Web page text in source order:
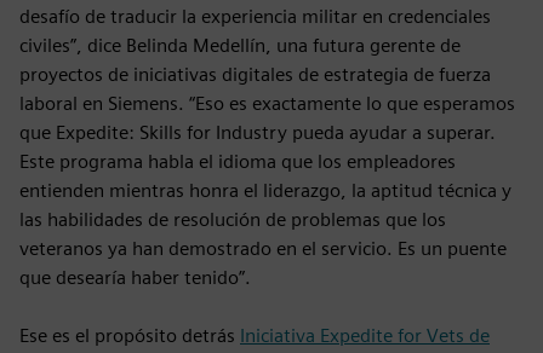
desafío de traducir la experiencia militar en credenciales
civiles”, dice Belinda Medellín, una futura gerente de
proyectos de iniciativas digitales de estrategia de fuerza
laboral en Siemens. “Eso es exactamente lo que esperamos
que Expedite: Skills for Industry pueda ayudar a superar.
Este programa habla el idioma que los empleadores
entienden mientras honra el liderazgo, la aptitud técnica y
las habilidades de resolución de problemas que los
veteranos ya han demostrado en el servicio. Es un puente
que desearía haber tenido”.
Ese es el propósito detrás Iniciativa Expedite for Vets de